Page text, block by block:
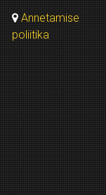
Annetamise
poliitika